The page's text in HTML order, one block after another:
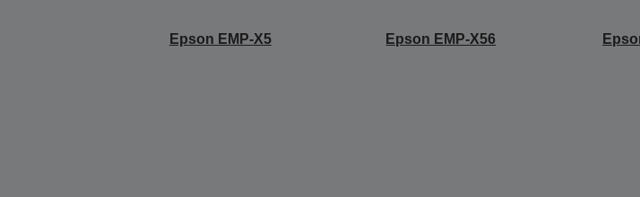
Epson EMP-X5 Epson EMP-X56